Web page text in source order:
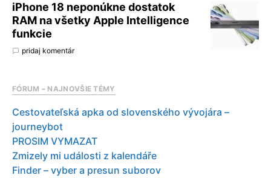
iPhone 18 neponúkne dostatok
RAM na všetky Apple Intelligence
funkcie
pridaj komentár
FÓRUM – NAJNOVŠIE TÉMY
Cestovateľská apka od slovenského vývojára –
journeybot
PROSIM VYMAZAT
Zmizely mi události z kalendáře
Finder – vyber a presun suborov